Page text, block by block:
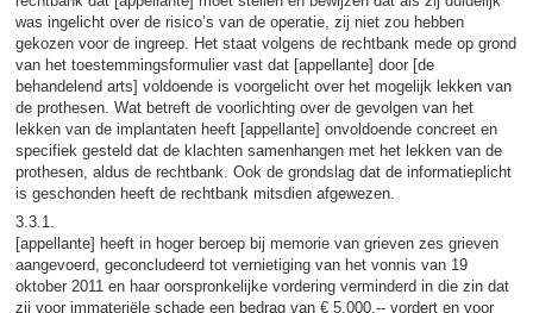
was ingelicht over de risico’s van de operatie, zij niet zou hebben
gekozen voor de ingreep. Het staat volgens de rechtbank mede op grond
van het toestemmingsformulier vast dat [appellante] door [de
behandelend arts] voldoende is voorgelicht over het mogelijk lekken van
de prothesen. Wat betreft de voorlichting over de gevolgen van het
lekken van de implantaten heeft [appellante] onvoldoende concreet en
specifiek gesteld dat de klachten samenhangen met het lekken van de
prothesen, aldus de rechtbank. Ook de grondslag dat de informatieplicht
is geschonden heeft de rechtbank mitsdien afgewezen.
3.3.1.
[appellante] heeft in hoger beroep bij memorie van grieven zes grieven
aangevoerd, geconcludeerd tot vernietiging van het vonnis van 19
oktober 2011 en haar oorspronkelijke vordering verminderd in die zin dat
zij voor immateriële schade een bedrag van € 5.000,-- vordert en voor